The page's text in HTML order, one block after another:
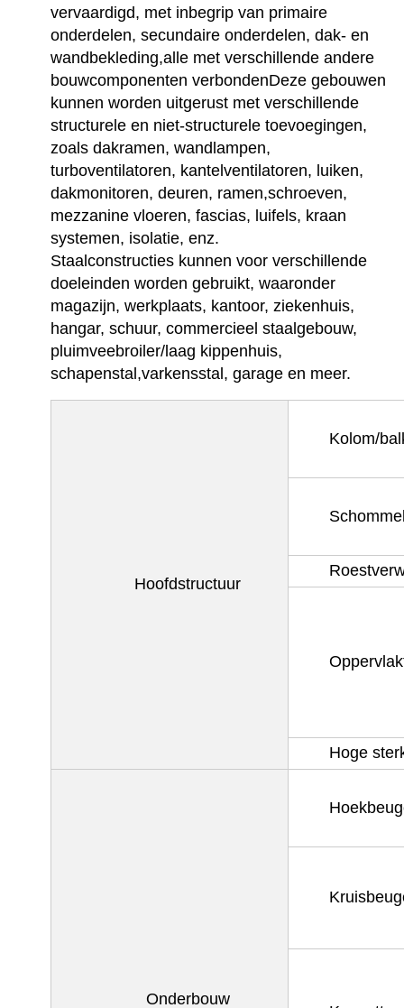
vervaardigd, met inbegrip van primaire
onderdelen, secundaire onderdelen, dak- en
wandbekleding,alle met verschillende andere
bouwcomponenten verbondenDeze gebouwen
kunnen worden uitgerust met verschillende
structurele en niet-structurele toevoegingen,
zoals dakramen, wandlampen,
turboventilatoren, kantelventilatoren, luiken,
dakmonitoren, deuren, ramen,schroeven,
mezzanine vloeren, fascias, luifels, kraan
systemen, isolatie, enz.
Staalconstructies kunnen voor verschillende
doeleinden worden gebruikt, waaronder
magazijn, werkplaats, kantoor, ziekenhuis,
hangar, schuur, commercieel staalgebouw,
pluimveebroiler/laag kippenhuis,
schapenstal,varkensstal, garage en meer.
Hoofdstructuur
Kolom/
Hoge
Onderbouw